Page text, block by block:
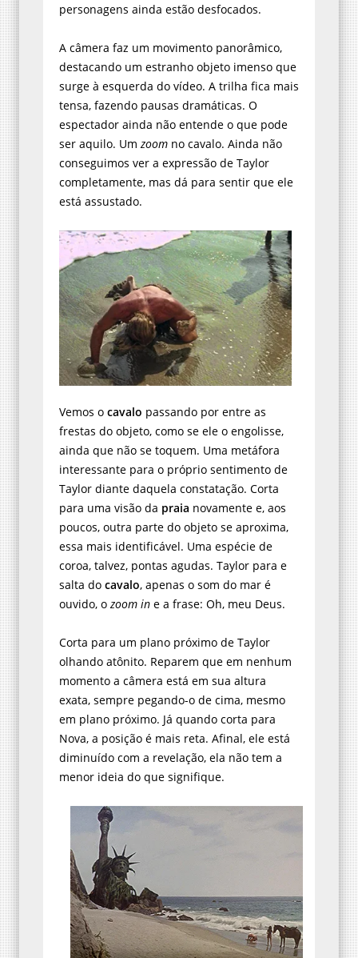
personagens ainda estão desfocados.
A câmera faz um movimento panorâmico,
destacando um estranho objeto imenso que
surge à esquerda do vídeo. A trilha fica mais
tensa, fazendo pausas dramáticas. O
espectador ainda não entende o que pode
ser aquilo. Um zoom no cavalo. Ainda não
conseguimos ver a expressão de Taylor
completamente, mas dá para sentir que ele
está assustado.
Vemos o cavalo passando por entre as
frestas do objeto, como se ele o engolisse,
ainda que não se toquem. Uma metáfora
interessante para o próprio sentimento de
Taylor diante daquela constatação. Corta
para uma visão da praia novamente e, aos
poucos, outra parte do objeto se aproxima,
essa mais identificável. Uma espécie de
coroa, talvez, pontas agudas. Taylor para e
salta do cavalo, apenas o som do mar é
ouvido, o zoom in e a frase: Oh, meu Deus.
Corta para um plano próximo de Taylor
olhando atônito. Reparem que em nenhum
momento a câmera está em sua altura
exata, sempre pegando-o de cima, mesmo
em plano próximo. Já quando corta para
Nova, a posição é mais reta. Afinal, ele está
diminuído com a revelação, ela não tem a
menor ideia do que signifique.